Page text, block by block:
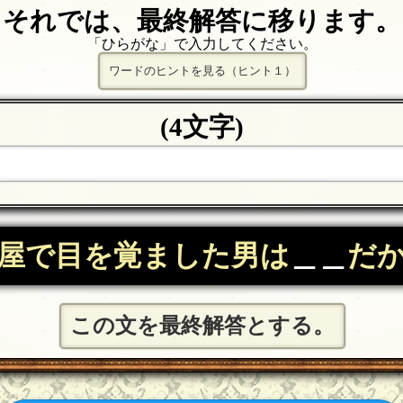
それでは、最終解答に移ります。
「ひらがな」で入力してください。
ワードのヒントを見る（ヒント１）
(4文字)
で目を覚ました男は だ
この文を最終解答とする。